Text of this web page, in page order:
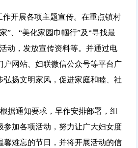
开展各项主题宣传。在重点镇村
”、“美化家园巾帼行”及“寻找最
动，发放宣传资料等。并通过电
户网站、妇联微信公众号等平台广
弘扬文明家风，促进家庭和睦、社
通知要求，早作安排部署，组
参加各项活动，努力让广大妇女度
馨难忘的节日，并将开展活动的信